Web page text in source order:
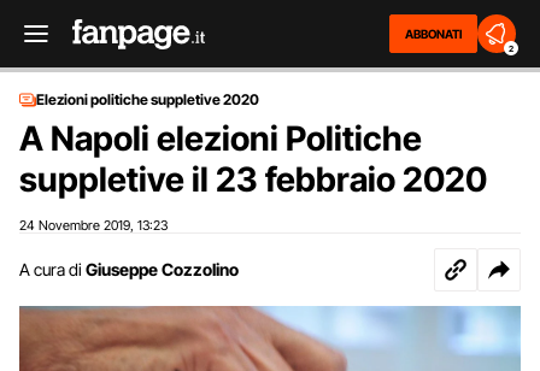
ABBONATI
2
Elezioni politiche suppletive 2020
A Napoli elezioni Politiche
suppletive il 23 febbraio 2020
24 Novembre 2019 13:23
A cura di Giuseppe Cozzolino